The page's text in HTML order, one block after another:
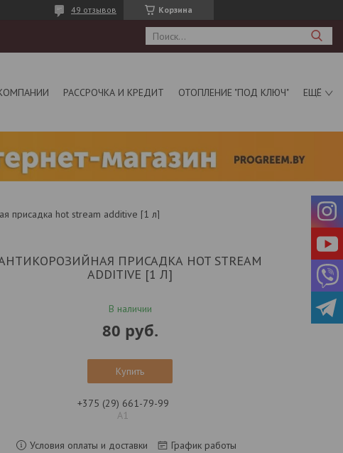
Корзина
49 отзывов
РАССРОЧКА И КРЕДИТ ОТОПЛЕНИЕ "ПОД КЛЮЧ" ЕЩЁ
присадка hot stream additive [1 л]
ПРИСАДКА HOT STREAM
ADDITIVE [1 Л]
В наличии
80 руб.
Купить
+375 (29) 661-79-99
А1
Условия оплаты и доставки
График работы